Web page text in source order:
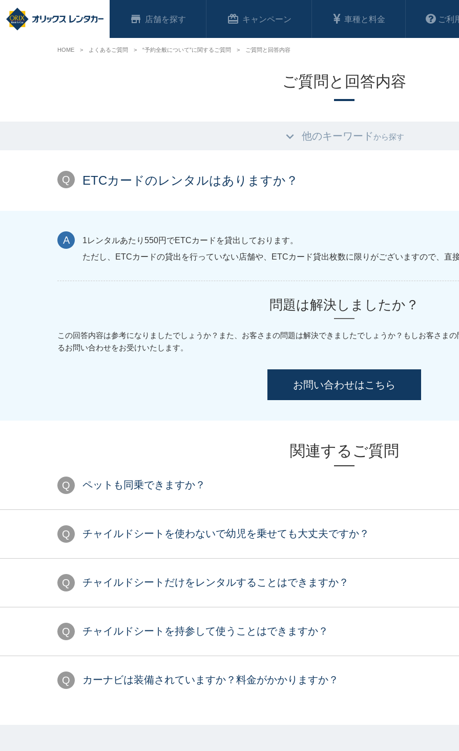
店舗 キャンペーン 車種と料金 ご利
ご質問と回答内容
他のキーワード から探す
ETCカードのレンタルはありますか？
1レンタルあたり550円でETCカードを貸出しております。
ただし、ETCカードの貸出を行っていない店舗や、ETCカード貸出枚数に限りがございますので、直
問題は解決しましたか？
この回答内容は参考になりましたでしょうか？また、お客さまの問題は解決できましたでしょうか？ もしお客さま
るお問い合わせをお受けいたします。
お問い合わせはこちら
関連するご質問
ペットも同乗できますか？
チャイルドシートを使わないで幼児を乗せても大丈夫ですか？
チャイルドシートだけをレンタルすることはできますか？
チャイルドシートを持参して使うことはできますか？
カーナビは装備されていますか？料金がかかりますか？
HOME よくあるご質問 “予約全般について”に関するご質問 ご質問と回答内容